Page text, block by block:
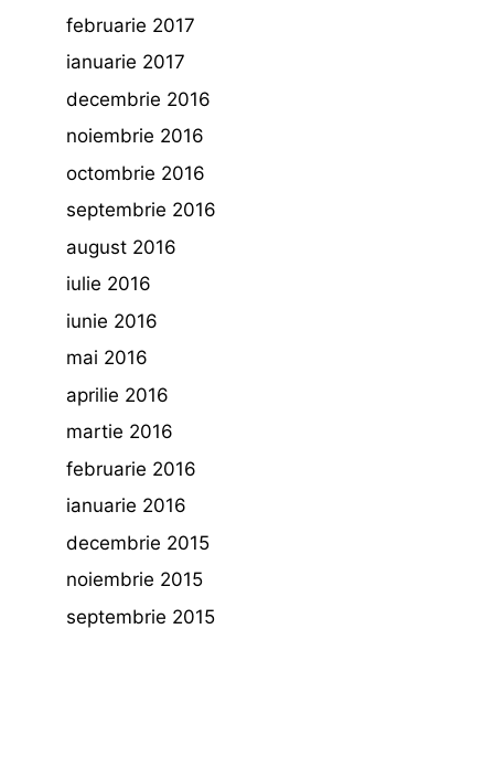
februarie 2017
ianuarie 2017
decembrie 2016
noiembrie 2016
octombrie 2016
septembrie 2016
august 2016
iulie 2016
iunie 2016
mai 2016
aprilie 2016
martie 2016
februarie 2016
ianuarie 2016
decembrie 2015
noiembrie 2015
septembrie 2015